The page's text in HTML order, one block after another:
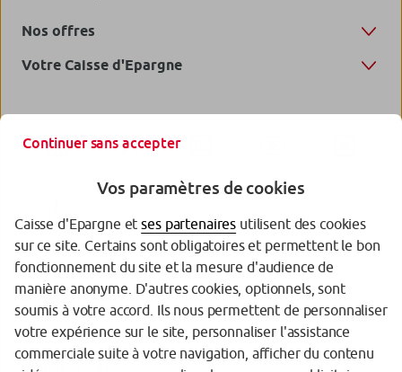
Nos offres
Votre Caisse d'Epargne
Garantie des Dépôts
Protection des données personnelles
Continuer sans accepter
Vos paramètres de cookies
Caisse d'Epargne etses partenaires utilisent des cookies
sur ce site. Certains sont obligatoires et permettent le bon
fonctionnement du site et la mesure d'audience de
manière anonyme. D'autres cookies, optionnels, sont
soumis à votre accord. Ils nous permettent de personnaliser
votre expérience sur le site, personnaliser l'assistance
commerciale suite à votre navigation, afficher du contenu